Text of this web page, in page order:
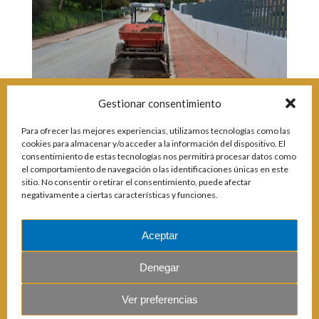
Gestionar consentimiento
Para ofrecer las mejores experiencias, utilizamos tecnologías como las
cookies para almacenar y/o acceder a la información del dispositivo. El
consentimiento de estas tecnologías nos permitirá procesar datos como
el comportamiento de navegación o las identificaciones únicas en este
sitio. No consentir o retirar el consentimiento, puede afectar
negativamente a ciertas características y funciones.
Aceptar
Denegar
Ver preferencias
Incidencias
Incidencias
Contactar
OCIO Y CURIOSIDADES DE SITIO DE CALAHONDA
Instalaciones y ocio
Centros Comerciales
La Iglesia de San Miguel
La Ermita de Calahonda
Parque España
Parque Europa
Parque Calahonda
Senda litoral Mijas
Ruta a pie
Ruta de árboles singulares
Parque Canino
Calahonda de noche
Centros comerciales
Iglesia de San Miguel
La Ermita de Calahonda
Parques de Sitio de Calahonda
Vivero de Calahonda
Revistas
Buscar: